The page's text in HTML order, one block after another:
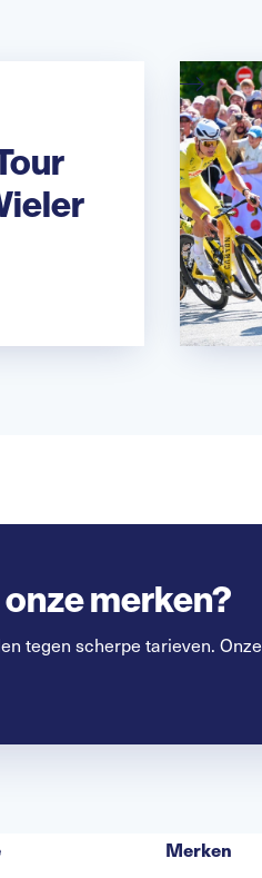
merken?
tegen scherpe tarieven. Onze
Merken